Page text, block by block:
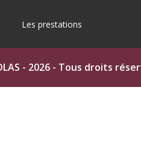
Les prestations
ciré dans le Gers
Béton
- 2026 - Tous droits